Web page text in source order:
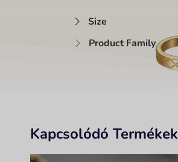
Size
Product Family
Kapcsolódó Termékek